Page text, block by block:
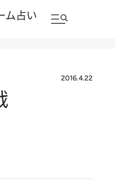
ム占い
2016.4.22